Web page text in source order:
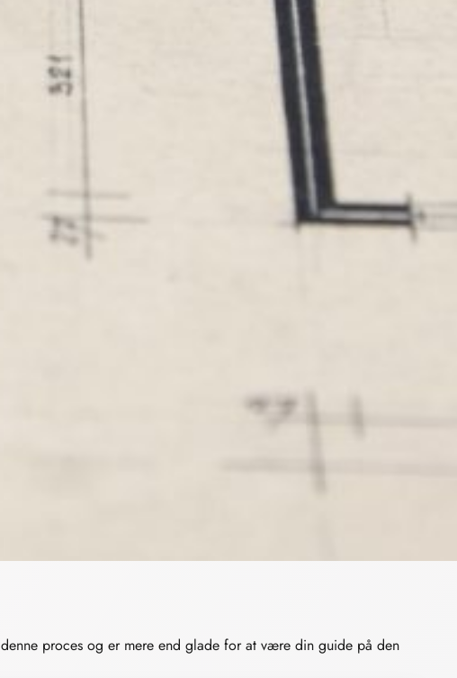
proces og er mere end glade for at være din guide på den